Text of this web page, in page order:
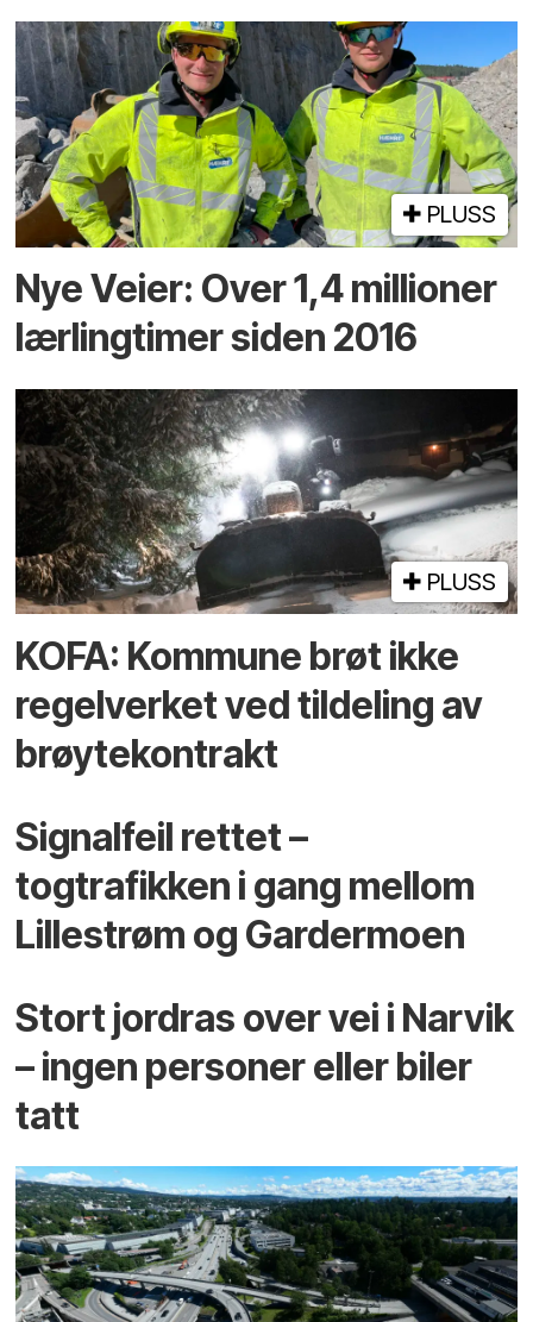
PLUSS
Nye Veier: Over 1,4 millioner
lærlingtimer siden 2016
PLUSS
KOFA: Kommune brøt ikke
regelverket ved tildeling av
brøytekontrakt
Signalfeil rettet –
togtrafikken i gang mellom
Lillestrøm og Gardermoen
Stort jordras over vei i Narvik
– ingen personer eller biler
tatt